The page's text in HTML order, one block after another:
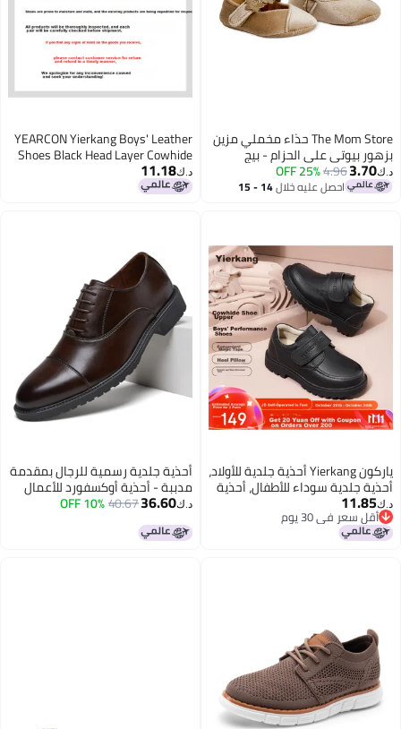
The Mom Store حذاء مخملي مزين
بزهور بيوتي على الحزام - بيج
د.ك‏3.70
4.96
25% OFF
احصل عليه خلال 14 - 15
YEARCON Yierkang Boys' Leather
Shoes Black Head Layer Cowhide
Student Leather Shoes Boys'
Performance Shoes Black Size 32
د.ك‏11.18
یاركون Yierkang أحذية جلدية للأولاد،
أحذية جلدية سوداء للأطفال، أحذية
طلابية من جلد البقر الفاخر الصيفي،
أحذية أداء للأولاد، أسود، المقاس 28
د.ك‏11.85
أقل سعر في 30 يوم
أقل سعر في 30 يوم
أحذية جلدية رسمية للرجال بمقدمة
مدببة - أحذية أوكسفورد للأعمال
الرسمية لحفلات الزفاف في المكتب
د.ك‏36.60
40.67
10% OFF